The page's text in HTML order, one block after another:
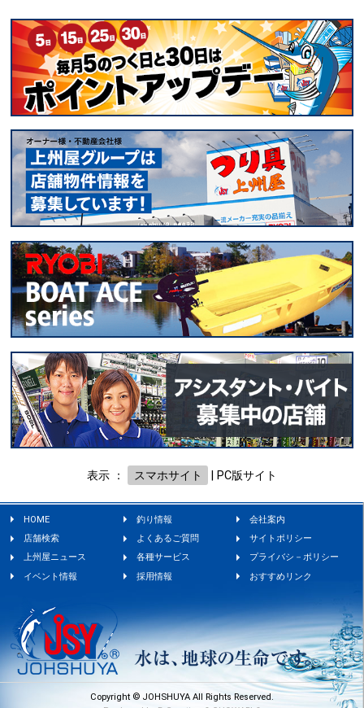
表示 ： スマホサイト PC版サイト
HOME 釣り情報
会社案内
店舗検索
よくあるご質問
サイトポリシー
上州屋ニュース
各種サービス
プライバシ－ポリシー
イベント情報
採用情報 おすすめリンク
Copyright © JOHSHUYA All Rights Reserved.